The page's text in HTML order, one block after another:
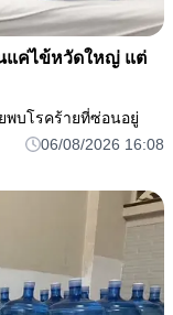
แค่ไข้หวัดใหญ่ แต่
พบโรคร้ายที่ซ่อนอยู่
06/08/2026 16:08